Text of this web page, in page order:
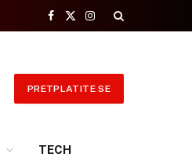
Facebook
X
Instagram
PRETPLATITE SE
TECH